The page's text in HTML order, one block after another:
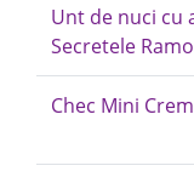
Unt de nuci cu
Secretele
Chec Mini